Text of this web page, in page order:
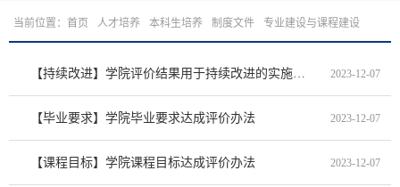
当前位置： 首页 人才培养 本科生培养 制度文件 专业建设与课程建设
【持续改进】学院评价结果用于持续改进的实施办法 2023-12-07
【毕业要求】学院毕业要求达成评价办法 2023-12-07
【课程目标】学院课程目标达成评价办法 2023-12-07